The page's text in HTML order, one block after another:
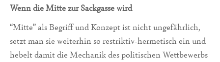
Wenn die Mitte zur Sackgasse wird
“Mitte” als Begriff und Konzept ist nicht ungefährlich,
setzt man sie weiterhin so restriktiv-hermetisch ein und
hebelt damit die Mechanik des politischen Wettbewerbs